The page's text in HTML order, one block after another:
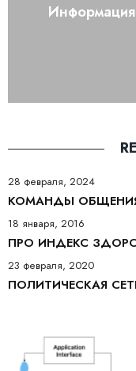
Информация
28 февраля, 2024
КОМАНДЫ
18 января, 2016
ПРО ИНДЕКС
23 февраля, 2020
ПОЛИТИЧЕСКАЯ